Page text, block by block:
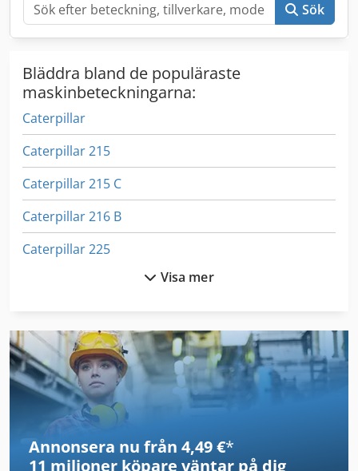
Sök
Bläddra bland de populäraste
maskinbeteckningarna:
Caterpillar
Caterpillar 215
Caterpillar 215 C
Caterpillar 216 B
Caterpillar 225
Caterpillar 300.9D
Caterpillar 301.6
Caterpillar 301.8
Caterpillar 305 Ccr
Visa mer
Annonsera nu från 4,49 €*
11 miljoner köpare väntar på dig